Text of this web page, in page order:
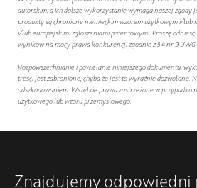
autorskim, a ich dalsze wykorzystanie wymaga naszej zgody
produkty są chronione niemieckim wzorem użytkowym i/lub
i/lub europejskimi zgłoszeniami patentowymi. Proszę
wyników na mocy prawa konkurencji zgodnie z § 4 nr 9 UWG.
Rozpowszechnianie i powielanie niniejszego dokumentu,
treści jest zabronione, chyba że jest to wyraźnie dozwolone.
odszkodowaniem. Wszelkie prawa zastrzeżone w przypadku
użytkowego lub wzoru przemysłowego.
Znajdujemy